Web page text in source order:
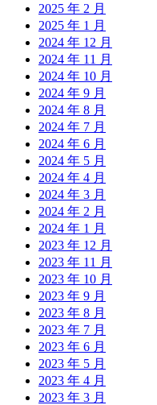
2025 年 2 月
2025 年 1 月
2024 年 12 月
2024 年 11 月
2024 年 10 月
2024 年 9 月
2024 年 8 月
2024 年 7 月
2024 年 6 月
2024 年 5 月
2024 年 4 月
2024 年 3 月
2024 年 2 月
2024 年 1 月
2023 年 12 月
2023 年 11 月
2023 年 10 月
2023 年 9 月
2023 年 8 月
2023 年 7 月
2023 年 6 月
2023 年 5 月
2023 年 4 月
2023 年 3 月